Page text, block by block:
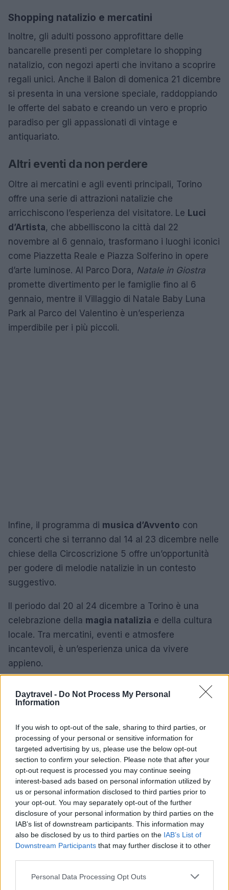
Daytravel - Do Not Process My Personal
Information
If you wish to opt-out of the sale, sharing to third parties, or
processing of your personal or sensitive information for
targeted advertising by us, please use the below opt-out
section to confirm your selection. Please note that after your
opt-out request is processed you may continue seeing
interest-based ads based on personal information utilized by
us or personal information disclosed to third parties prior to
your opt-out. You may separately opt-out of the further
disclosure of your personal information by third parties on the
IAB’s list of downstream participants. This information may
also be disclosed by us to third parties on the IAB’s List of
Downstream Participants that may further disclose it to other
Please note that this website/app uses one or more Google
Personal Data Processing Opt Outs
Shopping natalizio e mercatini
Inoltre, gli adulti possono approfittare delle
bancarelle presenti per completare lo shopping
natalizio, con negozi aperti che invitano a scoprire
regali unici. Anche il Balon di domenica 21 dicembre
si presenta in una versione speciale, raddoppiando
le offerte del sabato e creando un vero e proprio
paradiso per gli appassionati di vintage e
antiquariato.
Altri eventi da non perdere
Oltre ai mercatini e agli eventi principali, Torino
offre una serie di attrazioni natalizie che
arricchiscono l’esperienza del visitatore. Le Luci
d’Artista, che abbelliscono la città dal 22
novembre al 6 gennaio, trasformano i luoghi iconici
come Piazzetta Reale e Piazza Solferino in opere
d’arte luminose. Al Parco Dora, Natale in Giostra
promette divertimento per le famiglie fino al 6
gennaio, mentre il Villaggio di Natale Baby Luna
Park al Parco del Valentino è un’esperienza
imperdibile per i più piccoli.
Infine, il programma di musica d’Avvento con
concerti che si terranno dal 14 al 23 dicembre nelle
chiese della Circoscrizione 5 offre un’opportunità
per godere di melodie natalizie in un contesto
suggestivo.
Il periodo dal 20 al 24 dicembre a Torino è una
celebrazione della magia natalizia e della cultura
locale. Tra mercatini, eventi e atmosfere
incantevoli, è un’esperienza unica da vivere
appieno.
AUTORE
Bianca Magni ha trascritto a mano il diario di
un collezionista fiorentino trovato all'Archivio
di Stato per una serie sul Rinascimento
urbano; è collaboratrice storica che propone
percorsi culturali e note d'archivio. Vive a
Firenze ed è referente per scambi con
biblioteche storiche cittadine.